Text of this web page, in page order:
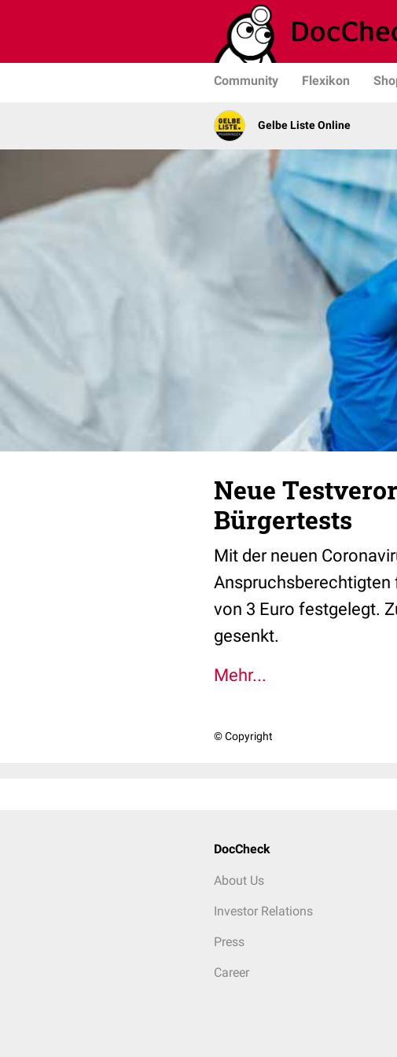
Community Flexikon
Gelbe Liste Online
Neue
Bürgertests
Mit der neuen
Anspruchsberechtigten
von 3 Euro festgelegt.
gesenkt.
Mehr...
© Copyright
DocCheck
About Us
Investor Relations
Press
Career